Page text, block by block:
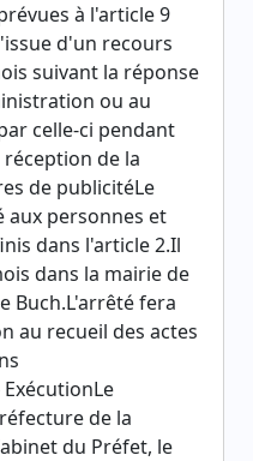
à l'article 9
d'un recours
suivant la réponse
ou au
celle-ci pendant
de la
de publicitéLe
personnes et
dans l'article 2.Il
dans la mairie de
Buch.L'arrêté fera
au recueil des actes
de la
du Préfet, le